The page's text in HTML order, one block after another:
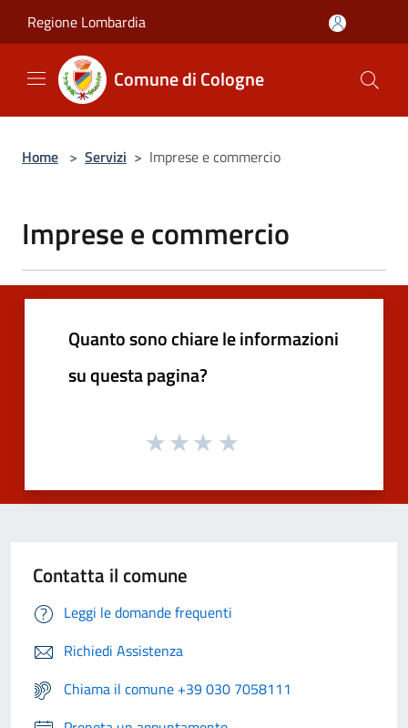
Regione Lombardia
Comune di Cologne
Home > Servizi > Imprese e commercio
Imprese e commercio
Quanto sono chiare le informazioni
su questa pagina?
Contatta il comune
Leggi le domande frequenti
Richiedi Assistenza
Chiama il comune +39 030 7058111